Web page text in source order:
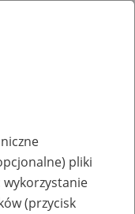
pliki
wykorzystanie
(przycisk